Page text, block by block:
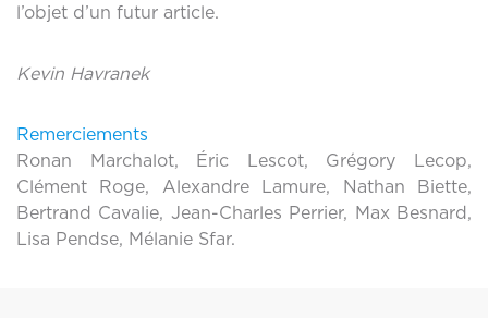
l’objet d’un futur article.
Kevin Havranek
Remerciements
Ronan Marchalot, Éric Lescot, Grégory Lecop,
Clément Roge, Alexandre Lamure, Nathan Biette,
Bertrand Cavalie, Jean-Charles Perrier, Max Besnard,
Lisa Pendse, Mélanie Sfar.